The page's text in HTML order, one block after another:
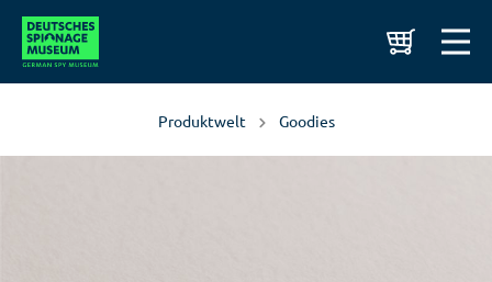
Produktwelt Goodies